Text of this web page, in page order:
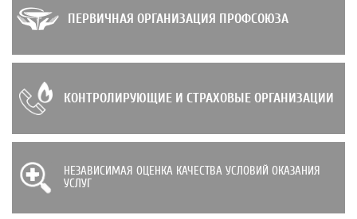
ПЕРВИЧНАЯ ОРГАНИЗАЦИЯ ПРОФСОЮЗА
КОНТРОЛИРУЮЩИЕ И СТРАХОВЫЕ ОРГАНИЗАЦИИ
НЕЗАВИСИМАЯ ОЦЕНКА КАЧЕСТВА УСЛОВИЙ ОКАЗАНИЯ
УСЛУГ